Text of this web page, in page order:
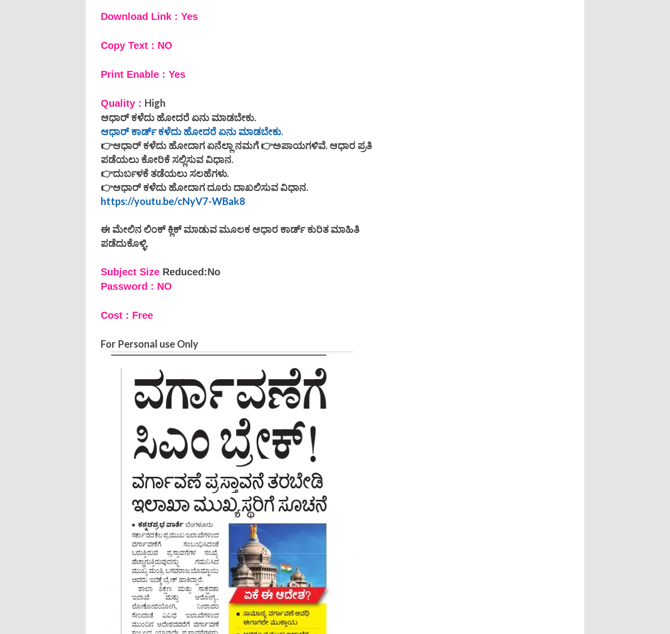
Download Link : Yes
Copy Text : NO
Print Enable : Yes
Quality : High
ಆಧಾರ್ ಕಳೆದು ಹೋದರೆ ಏನು ಮಾಡಬೇಕು.
ಆಧಾರ್ ಕಾರ್ಡ್ ಕಳೆದು ಹೋದರೆ ಏನು ಮಾಡಬೇಕು.
👉ಆಧಾರ್ ಕಳೆದು ಹೋದಾಗ ಏನೆಲ್ಲಾ ನಮಗೆ 👉ಅಪಾಯಗಳಿವೆ. ಆಧಾರ ಪ್ರತಿ
ಪಡೆಯಲು ಕೋರಿಕೆ ಸಲ್ಲಿಸುವ ವಿಧಾನ.
👉ದುರ್ಬಳಕೆ ತಡೆಯಲು ಸಲಹೆಗಳು.
👉ಆಧಾರ್ ಕಳೆದು ಹೋದಾಗ ದೂರು ದಾಖಲಿಸುವ ವಿಧಾನ.
https://youtu.be/cNyV7-WBak8
ಈ ಮೇಲಿನ ಲಿಂಕ್ ಕ್ಲಿಕ್ ಮಾಡುವ ಮೂಲಕ ಆಧಾರ ಕಾರ್ಡ್ ಕುರಿತ ಮಾಹಿತಿ
ಪಡೆದುಕೊಳ್ಳಿ.
Subject Size Reduced:No
Password : NO
Cost : Free
For Personal use Only